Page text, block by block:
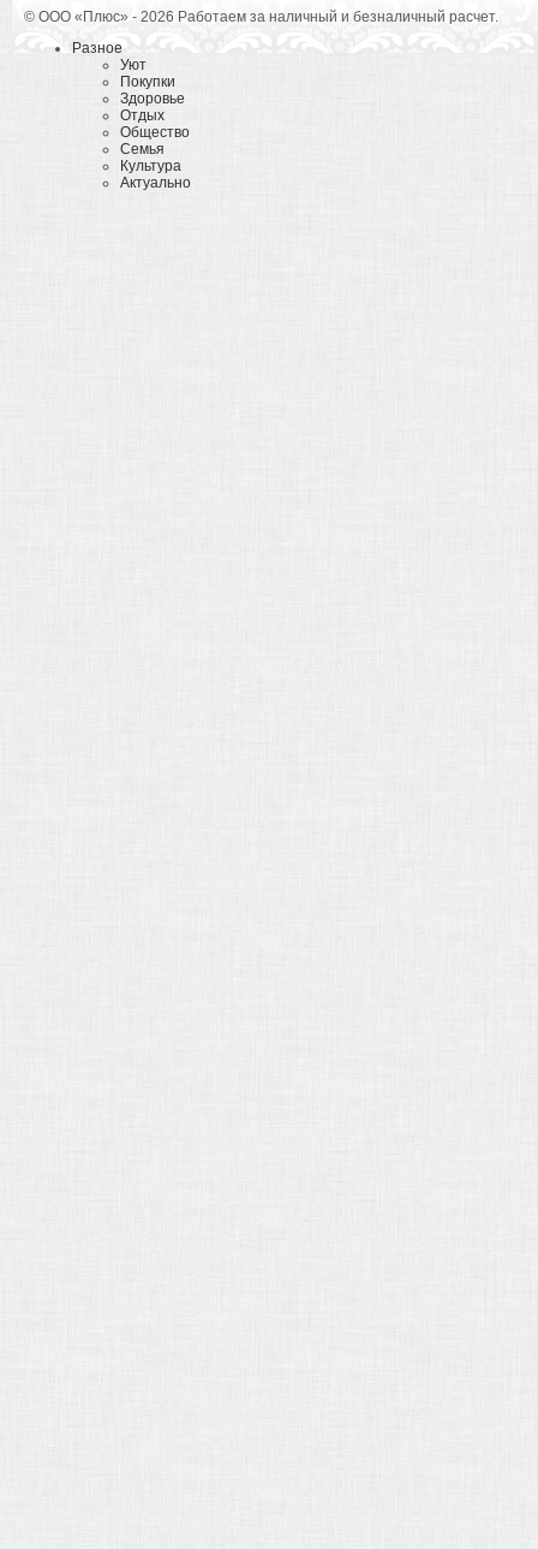
© ООО «Плюс» - 2026 Работаем за наличный и безналичный расчет.
Разное
Уют
Покупки
Здоровье
Отдых
Общество
Семья
Культура
Актуально